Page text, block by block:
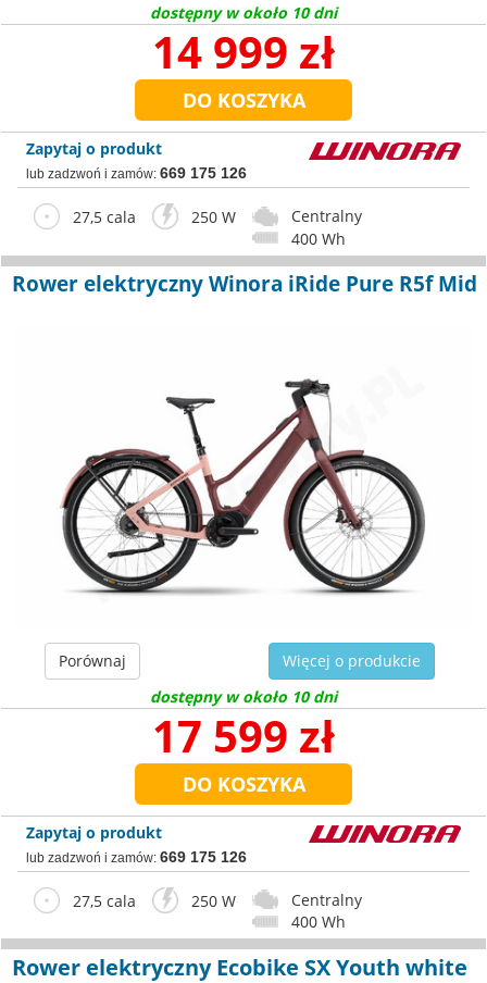
dostępny w około 10 dni
14 999 zł
Zapytaj o produkt
lub zadzwoń i zamów: 669 175 126
27,5 cala 250 W
Centralny
400 Wh
Rower elektryczny Winora iRide Pure R5f Mid
Porównaj
Więcej o produkcie
dostępny w około 10 dni
17 599 zł
Zapytaj o produkt
lub zadzwoń i zamów: 669 175 126
27,5 cala 250 W
Centralny
400 Wh
Rower elektryczny Ecobike SX Youth white